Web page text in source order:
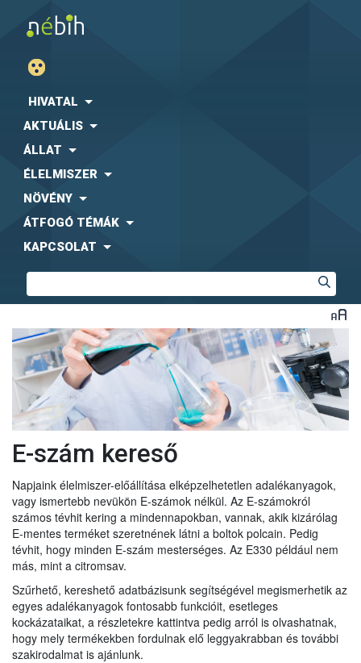
HIVATAL
AKTUÁLIS
ÁLLAT
ÉLELMISZER
NÖVÉNY
ÁTFOGÓ TÉMÁK
KAPCSOLAT
E-szám kereső
Napjaink élelmiszer-előállítása elképzelhetetlen adalékanyagok,
vagy ismertebb nevükön E-számok nélkül. Az E-számokról
számos tévhit kering a mindennapokban, vannak, akik kizárólag
E-mentes terméket szeretnének látni a boltok polcain. Pedig
tévhit, hogy minden E-szám mesterséges. Az E330 például nem
más, mint a citromsav.
Szűrhető, kereshető adatbázisunk segítségével megismerhetik az
egyes adalékanyagok fontosabb funkcióit, esetleges
kockázataikat, a részletekre kattintva pedig arról is olvashatnak,
hogy mely termékekben fordulnak elő leggyakrabban és további
szakirodalmat is ajánlunk.